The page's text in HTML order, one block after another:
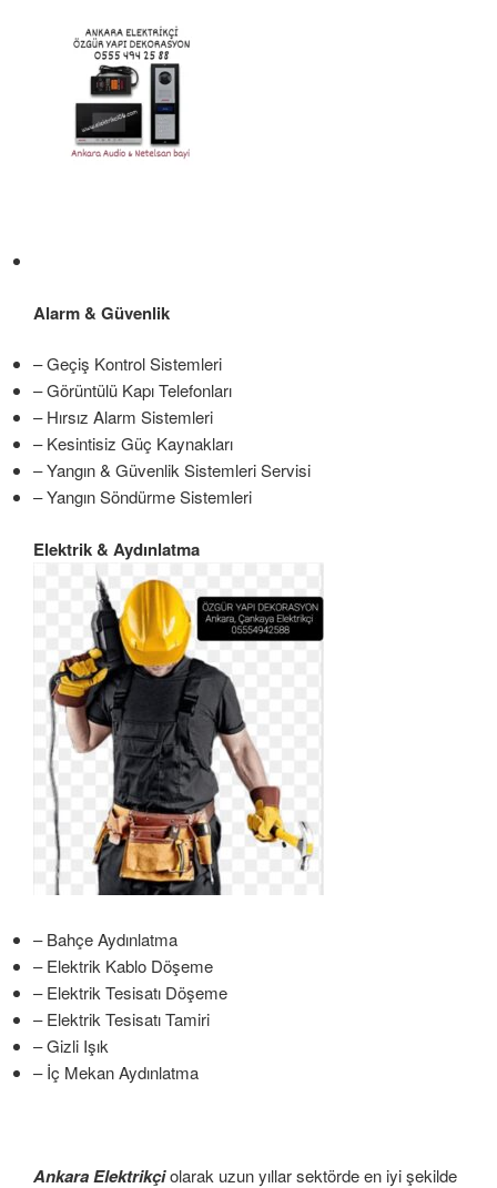
Alarm & Güvenlik
– Geçiş Kontrol Sistemleri
– Görüntülü Kapı Telefonları
– Hırsız Alarm Sistemleri
– Kesintisiz Güç Kaynakları
– Yangın & Güvenlik Sistemleri Servisi
– Yangın Söndürme Sistemleri
Elektrik & Aydınlatma
– Bahçe Aydınlatma
– Elektrik Kablo Döşeme
– Elektrik Tesisatı Döşeme
– Elektrik Tesisatı Tamiri
– Gizli Işık
– İç Mekan Aydınlatma
Ankara Elektrikçiolarak uzun yıllar sektörde en iyi şekilde